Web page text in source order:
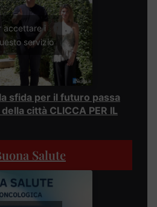
accettare i
servizio
sfida per il futuro passa
città CLICCA PER IL
Salute